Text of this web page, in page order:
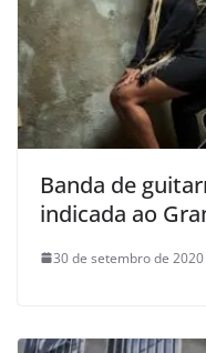
Banda de
indicada ao
30 de setembro de 2020